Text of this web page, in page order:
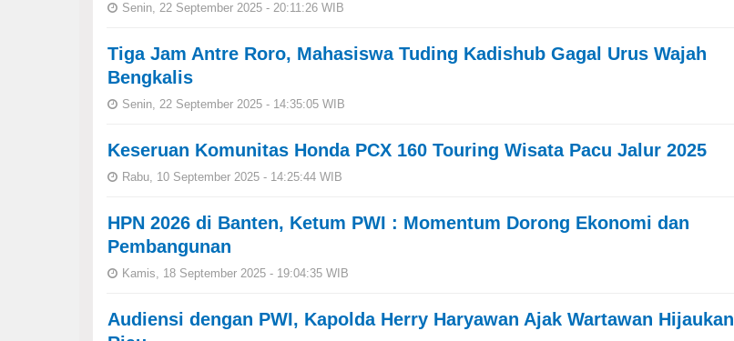
Senin, 22 September 2025 - 20:11:26 WIB
Tiga Jam Antre Roro, Mahasiswa Tuding Kadishub Gagal Urus Wajah
Bengkalis
Senin, 22 September 2025 - 14:35:05 WIB
Keseruan Komunitas Honda PCX 160 Touring Wisata Pacu Jalur 2025
Rabu, 10 September 2025 - 14:25:44 WIB
HPN 2026 di Banten, Ketum PWI : Momentum Dorong Ekonomi dan
Pembangunan
Kamis, 18 September 2025 - 19:04:35 WIB
Audiensi dengan PWI, Kapolda Herry Haryawan Ajak Wartawan Hijaukan